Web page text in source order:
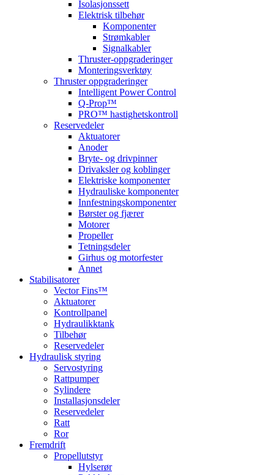
Isolasjonssett
Elektrisk tilbehør
Komponenter
Strømkabler
Signalkabler
Thruster-oppgraderinger
Monteringsverktøy
Thruster oppgraderinger
Intelligent Power Control
Q-Prop™
PRO™ hastighetskontroll
Reservedeler
Aktuatorer
Anoder
Bryte- og drivpinner
Drivaksler og koblinger
Elektriske komponenter
Hydrauliske komponenter
Innfestningskomponenter
Børster og fjærer
Motorer
Propeller
Tetningsdeler
Girhus og motorfester
Annet
Stabilisatorer
Vector Fins™
Aktuatorer
Kontrollpanel
Hydraulikktank
Tilbehør
Reservedeler
Hydraulisk styring
Servostyring
Rattpumper
Sylindere
Installasjonsdeler
Reservedeler
Ratt
Ror
Fremdrift
Propellutstyr
Hylserør